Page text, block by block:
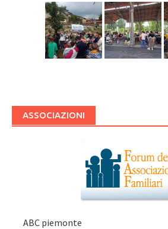
ASSOCIAZIONI
ABC piemonte